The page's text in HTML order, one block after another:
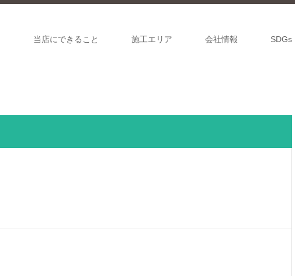
当店にできること 施工エリア 会社情報 SDGs